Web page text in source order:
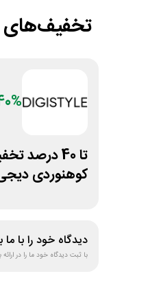
تخفیف‌های
تا 40 درصد
کوهنوردی
دیدگاه خود را با ما
با ثبت دیدگاه خود ما را در